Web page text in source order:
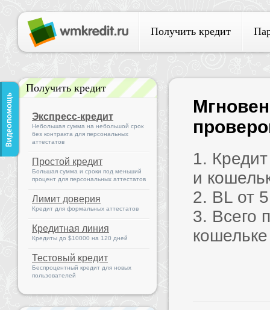
Получить кредит
Получить кредит
Экспресс-кредит
Небольшая сумма на небольшой срок
без контракта для персональных
аттестатов
Простой кредит
Большая сумма и сроки под меньший
процент для персональных аттестатов
Лимит доверия
Кредит для формальных аттестатов
Кредитная линия
Кредиты до $10000 на 120 дней
Тестовый кредит
Беспроцентный кредит для новых
пользователей
1.
и
2. BL от
3. Всего
кошельке